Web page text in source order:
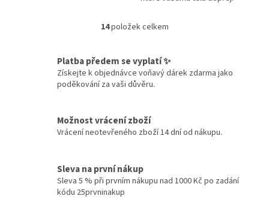
O
á
d
a
p
r
y
v
14položek celkem
Platba předem se vyplatí ✨
Získejte k objednávce voňavý dárek zdarma jako
poděkování za vaši důvěru.
Možnost vrácení zboží
Vrácení neotevřeného zboží 14 dní od nákupu.
Sleva na první nákup
Sleva 5 % při prvním nákupu nad 1000 Kč po zadání
kódu 25prvninakup